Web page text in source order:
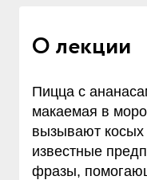
О лекции
Пицца с
макаемая в
вызывают
известные
фразы,